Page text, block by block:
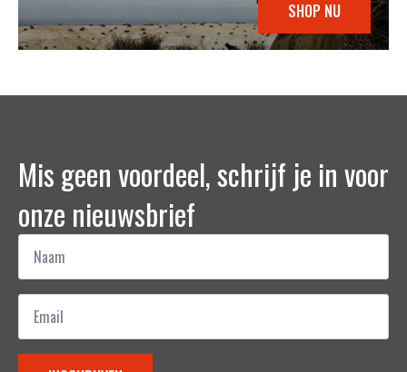
SHOP NU
Mis geen voordeel, schrijf je in voor
onze nieuwsbrief
Naam
Email